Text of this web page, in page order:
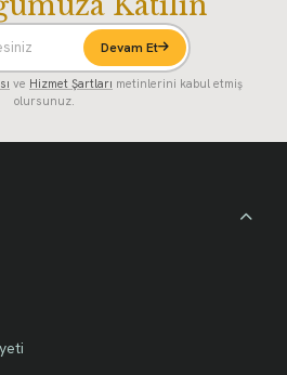
Devam Et
ve Hizmet Şartları metinlerini kabul etmiş
olursunuz.